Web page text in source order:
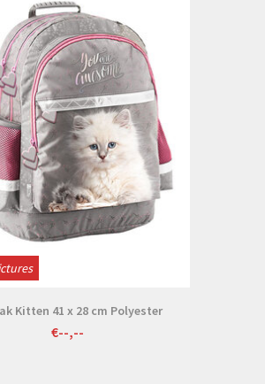
Kitten 41 x 28 cm Polyester
€--,--